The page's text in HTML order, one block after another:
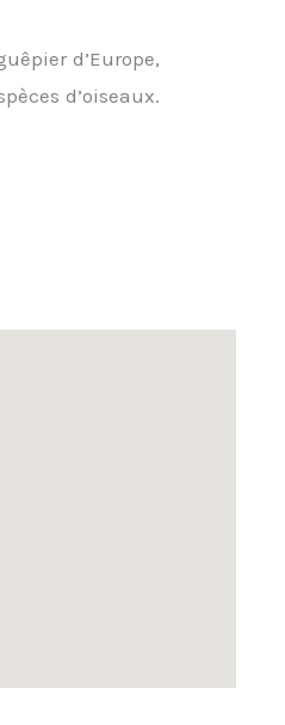
d’Europe,
d’oiseaux.